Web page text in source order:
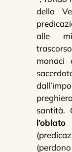
della
alle
monaci
santità.